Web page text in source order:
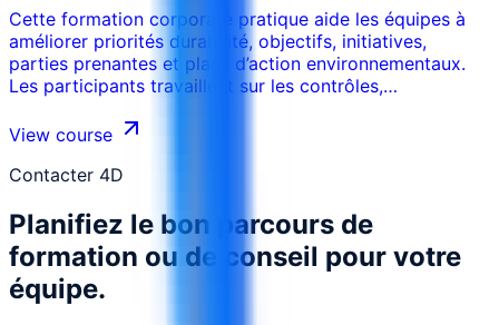
Cette formation corporate pratique aide les équipes à
améliorer priorités durabilité, objectifs, initiatives,
parties prenantes et plans d’action environnementaux.
Les participants travaillent sur les contrôles,
intégrer la performance environnementale aux
View course
Contacter 4D
Planifiez le bon parcours de
formation ou de conseil pour votre
équipe.